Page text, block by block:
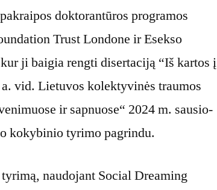
doktorantūros programos
Trust Londone ir Esekso
ji baigia rengti disertaciją “Iš kartos į
vid. Lietuvos kolektyvinės traumos
ir sapnuose“ 2024 m. sausio-
kokybinio tyrimo pagrindu.
naudojant Social Dreaming